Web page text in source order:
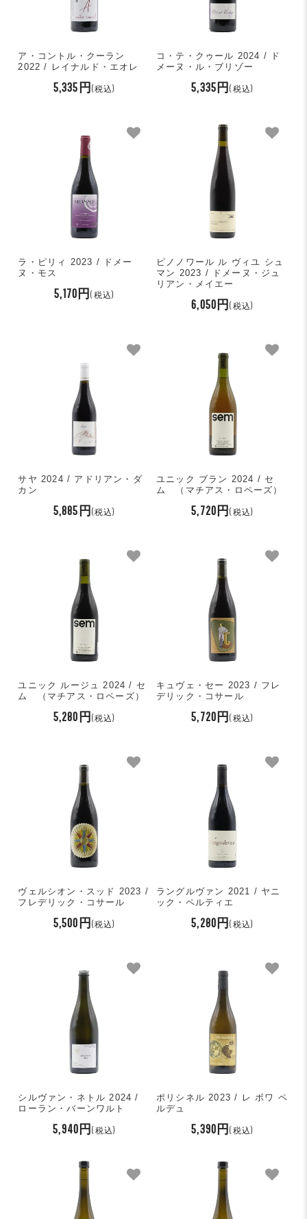
ア・コントル・クーラン
2022 / レイナルド・エオレ
5,335円 (税込)
コ・テ・クゥール 2024 / ド
メーヌ・ル・ブリゾー
5,335円(税込)
ラ・ピリィ 2023 / ドメー
ヌ・モス
5,170円(税込)
ピノノワール ル ヴィユ シュ
マン 2023 / ドメーヌ・ジュ
リアン・メイエー
6,050円(税込)
サヤ 2024 / アドリアン・ダ
カン
5,885円 (税込)
ユニック ブラン 2024 / セ
ム （マチアス・ロペーズ）
5,720円(税込)
ユニック ルージュ 2024 / セ
ム （マチアス・ロペーズ）
5,280円 (税込)
キュヴェ・セー 2023 / フレ
デリック・コサール
5,720円(税込)
ヴェルシオン・スッド 2023 /
フレデリック・コサール
5,500円 (税込)
ラングルヴァン 2021 / ヤニ
ック・ペルティエ
5,280円(税込)
シルヴァン・ネトル 2024 /
ローラン・バーンワルト
5,940円(税込)
ポリシネル 2023 / レ ボワ ペ
ルデュ
5,390円(税込)